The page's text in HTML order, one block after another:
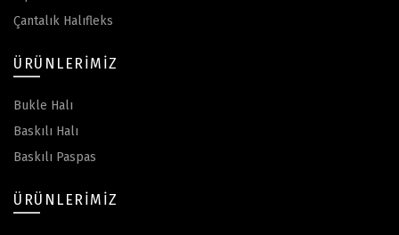
Çantalık Halıfleks
ÜRÜNLERIMIZ
Bukle Halı
Baskılı Halı
Baskılı Paspas
ÜRÜNLERIMIZ